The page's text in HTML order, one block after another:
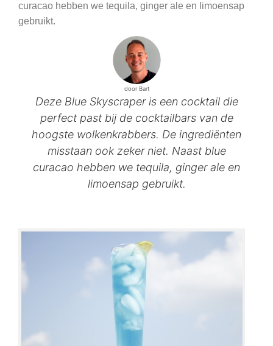
door Bart
Deze Blue Skyscraper is een cocktail die
perfect past bij de cocktailbars van de
hoogste wolkenkrabbers. De ingrediënten
misstaan ook zeker niet. Naast blue
curacao hebben we tequila, ginger ale en
limoensap gebruikt.
curacao hebben we tequila, ginger ale en limoensap
gebruikt.